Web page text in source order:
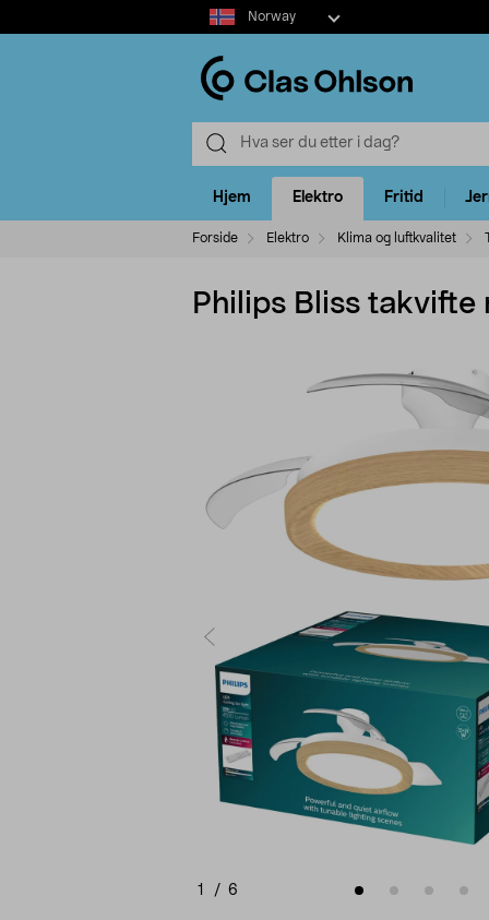
Select
market
Norway
Hjem Elektro Fritid
Forside Elektro Klima og luftkvalitet
Philips Bliss takvifte
1 / 6